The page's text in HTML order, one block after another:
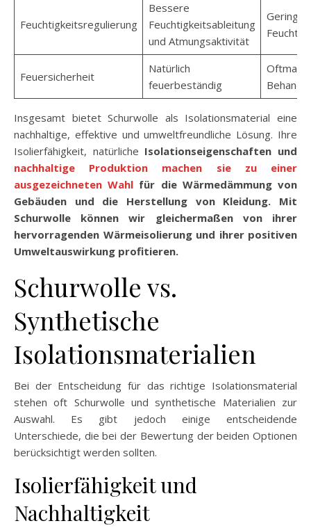
Feuchtigkeitsregulierung
Bessere
Feuchtigkeitsableitung
und Atmungsaktivität
Feuersicherheit
Natürlich
feuerbeständig
Oftmals
Insgesamt bietet Schurwolle als Isolationsmaterial eine
nachhaltige, effektive und umweltfreundliche Lösung. Ihre
Isolierfähigkeit, natürliche Isolationseigenschaften und
nachhaltige Produktion machen sie zu einer
ausgezeichneten Wahl für die Wärmedämmung von
Gebäuden und die Herstellung von Kleidung. Mit
Schurwolle können wir gleichermaßen von ihrer
hervorragenden Wärmeisolierung und ihrer positiven
Umweltauswirkung profitieren.
Schurwolle vs.
Synthetische
Isolationsmaterialien
Bei der Entscheidung für das richtige Isolationsmaterial
stehen oft Schurwolle und synthetische Materialien zur
Auswahl. Es gibt jedoch einige entscheidende
Unterschiede, die bei der Bewertung der beiden Optionen
berücksichtigt werden sollten.
Isolierfähigkeit und
Nachhaltigkeit